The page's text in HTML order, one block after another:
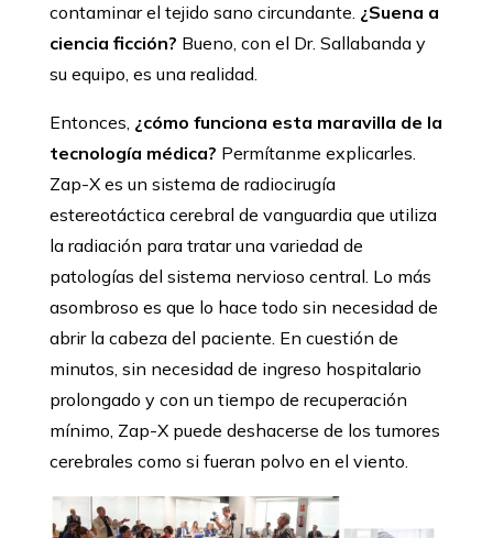
contaminar el tejido sano circundante. ¿Suena a
ciencia ficción? Bueno, con el Dr. Sallabanda y
su equipo, es una realidad.
Entonces, ¿cómo funciona esta maravilla de la
tecnología médica? Permítanme explicarles.
Zap-X es un sistema de radiocirugía
estereotáctica cerebral de vanguardia que utiliza
la radiación para tratar una variedad de
patologías del sistema nervioso central. Lo más
asombroso es que lo hace todo sin necesidad de
abrir la cabeza del paciente. En cuestión de
minutos, sin necesidad de ingreso hospitalario
prolongado y con un tiempo de recuperación
mínimo, Zap-X puede deshacerse de los tumores
cerebrales como si fueran polvo en el viento.